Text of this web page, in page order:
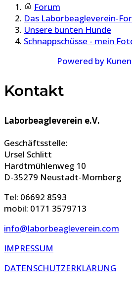
Forum
Das Laborbeagleverein-
Unsere bunten Hunde
Schnappschüsse - mein
Powered by
Kontakt
Laborbeagleverein e.V.
Geschäftsstelle:
Ursel Schlitt
Hardtmühlenweg 10
D-35279 Neustadt-Momberg
Tel: 06692 8593
mobil: 0171 3579713
info@laborbeagleverein.com
IMPRESSUM
DATENSCHUTZERKLÄRUNG